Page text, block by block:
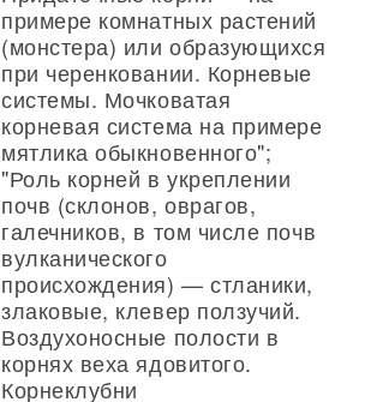
примере комнатных растений
(монстера) или образующихся
при черенковании. Корневые
системы. Мочковатая
корневая система на примере
мятлика обыкновенного";
"Роль корней в укреплении
почв (склонов, оврагов,
галечников, в том числе почв
вулканического
происхождения) — стланики,
злаковые, клевер ползучий.
Воздухоносные полости в
корнях веха ядовитого.
Корнеклубни